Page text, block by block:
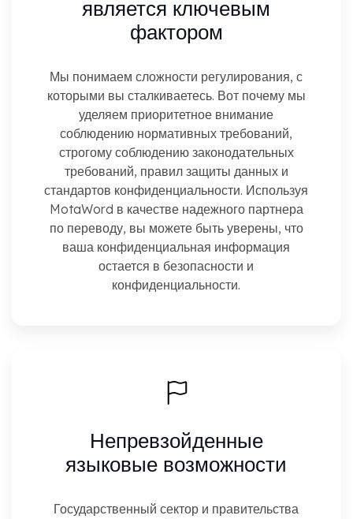
является ключевым
фактором
Мы понимаем сложности регулирования, с
которыми вы сталкиваетесь. Вот почему мы
уделяем приоритетное внимание
соблюдению нормативных требований,
строгому соблюдению законодательных
требований, правил защиты данных и
стандартов конфиденциальности. Используя
MotaWord в качестве надежного партнера
по переводу, вы можете быть уверены, что
ваша конфиденциальная информация
остается в безопасности и
конфиденциальности.
Непревзойденные
языковые возможности
Государственный сектор и правительства